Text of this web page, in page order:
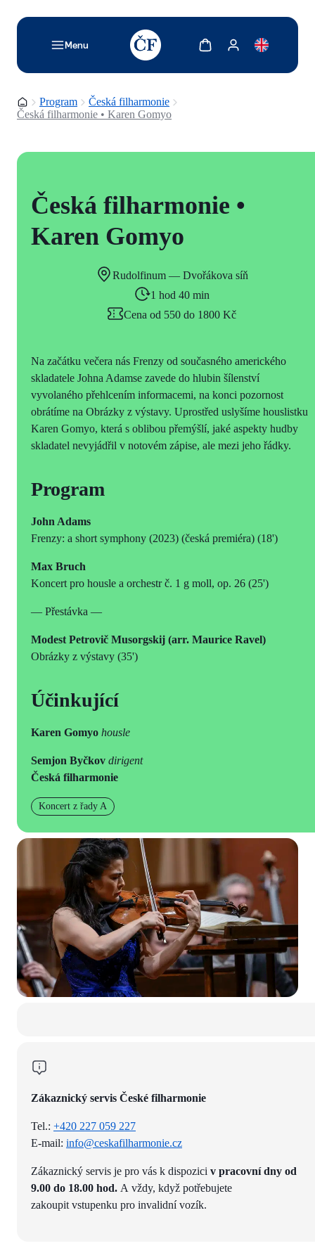
Menu
TODO: Add description for reader
Zobrazit košíkZobrazit můj účet
Domovská stránka
Program
Česká filharmonie
Česká filharmonie • Karen Gomyo
Česká filharmonie •
Karen Gomyo
Rudolfinum — Dvořákova síň
1 hod 40 min
Cena od 550 do 1800 Kč
Na začátku večera nás Frenzy od současného amerického
skladatele Johna Adamse zavede do hlubin šílenství
vyvolaného přehlcením informacemi, na konci pozornost
obrátíme na Obrázky z výstavy. Uprostřed uslyšíme houslistku
Karen Gomyo, která s oblibou přemýšlí, jaké aspekty hudby
skladatel nevyjádřil v notovém zápise, ale mezi jeho řádky.
Program
John Adams
Frenzy: a short symphony (2023) (česká premiéra) (18')
Max Bruch
Koncert pro housle a orchestr č. 1 g moll, op. 26 (25')
— Přestávka —
Modest Petrovič Musorgskij (arr. Maurice Ravel)
Obrázky z výstavy (35')
Účinkující
Karen Gomyo housle
Semjon Byčkov dirigent
Česká filharmonie
Koncert z řady A
Zákaznický servis České filharmonie
Tel.: +420 227 059 227
E-mail: info@ceskafilharmonie.cz
Zákaznický servis je pro vás k dispozici v pracovní dny od
9.00 do 18.00 hod. A vždy, když potřebujete
zakoupit vstupenku pro invalidní vozík.